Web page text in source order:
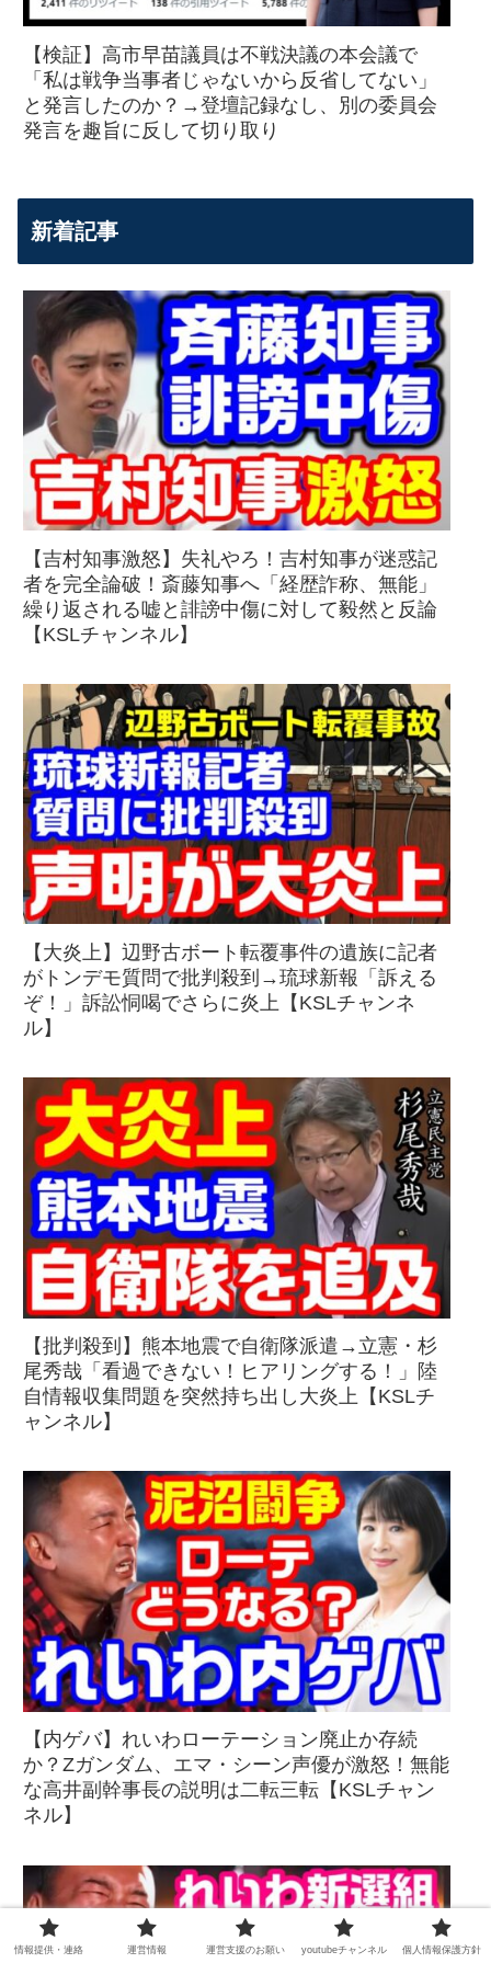
【検証】高市早苗議員は不戦決議の本会議で
「私は戦争当事者じゃないから反省してない」
と発言したのか？→登壇記録なし、別の委員会
発言を趣旨に反して切り取り
新着記事
【吉村知事激怒】失礼やろ！吉村知事が迷惑記
者を完全論破！斎藤知事へ「経歴詐称、無能」
繰り返される嘘と誹謗中傷に対して毅然と反論
【KSLチャンネル】
【大炎上】辺野古ボート転覆事件の遺族に記者
がトンデモ質問で批判殺到→琉球新報「訴える
ぞ！」訴訟恫喝でさらに炎上【KSLチャンネ
ル】
【批判殺到】熊本地震で自衛隊派遣→立憲・杉
尾秀哉「看過できない！ヒアリングする！」陸
自情報収集問題を突然持ち出し大炎上【KSLチ
ャンネル】
【内ゲバ】れいわローテーション廃止か存続
か？Zガンダム、エマ・シーン声優が激怒！無能
な高井副幹事長の説明は二転三転【KSLチャン
ネル】
情報提供・連絡 運営情報 運営支援のお願い youtubeチャンネル 個人情報保護方針